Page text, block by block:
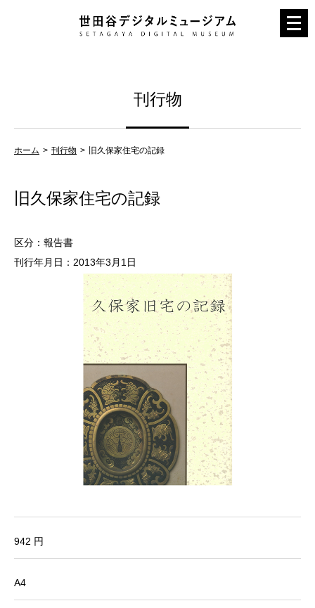
メ
ニ
刊行物
ホーム 刊行物 旧久保家住宅の記録
旧久保家住宅の記録
区分：報告書
刊行年月日：2013年3月1日
942 円
A4